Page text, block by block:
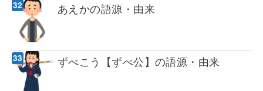
あえかの語源・由来
ずべこう【ずべ公】の語源・由来